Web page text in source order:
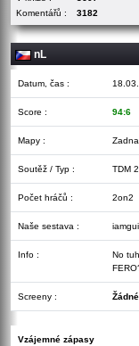
Komentářů :
3182
nL
Datum, čas :
Score : 94:6
Mapy :
Soutěž / Typ : TDM
Počet hráčů : 2on2
Naše sestava :
Info :
No
Screeny :
Vzájemné zápasy